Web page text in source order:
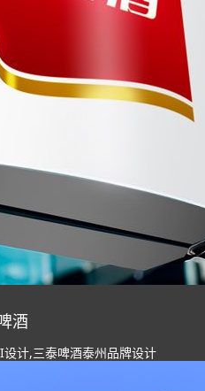
酒
计,三泰啤酒泰州品牌设计